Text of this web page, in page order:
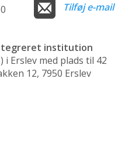
Tilføj e-mail
institution
i Erslev med plads til 42
12, 7950 Erslev